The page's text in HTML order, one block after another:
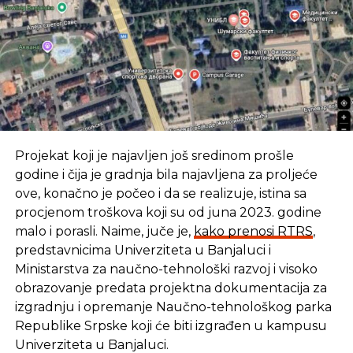
ali i u „uvoz“ mobilnih igara s iOS i Android mobilnih
operativnih sistema… Kako će i koliko osvojiti tržište,
tek ćemo saznati, ali u Facebooku su se, eto,
odlučili ozbiljnije posvetiti razvoju platforme za
igranje…
Izvor: B92
REKLAMA
SLEDEĆI
id Software ušao u Ginisovu knjigu rekorda
NE PROPUSTITE
Projekat koji je najavljen još sredinom prošle
godine i čija je gradnja bila najavljena za proljeće
ove, konačno je počeo i da se realizuje, istina sa
procjenom troškova koji su od juna 2023. godine
malo i porasli. Naime, juče je, kako prenosi RTRS,
predstavnicima Univerziteta u Banjaluci i
Ministarstva za naučno-tehnološki razvoj i visoko
obrazovanje predata projektna dokumentacija za
izgradnju i opremanje Naučno-tehnološkog parka
Republike Srpske koji će biti izgrađen u kampusu
Univerziteta u Banjaluci.